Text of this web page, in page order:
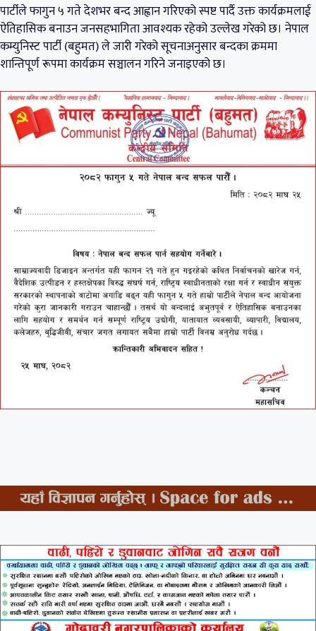
पार्टीले फागुन ५ गते देशभर बन्द आह्वान गरिएको स्पष्ट पार्दै उक्त कार्यक्रमलाई
ऐतिहासिक बनाउन जनसहभागिता आवश्यक रहेको उल्लेख गरेको छ। नेपाल
कम्युनिस्ट पार्टी (बहुमत) ले जारी गरेको सूचनाअनुसार बन्दका क्रममा
शान्तिपूर्ण रूपमा कार्यक्रम सञ्चालन गरिने जनाइएको छ।